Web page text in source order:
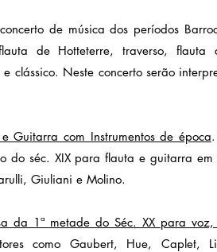
de música dos períodos
de Hotteterre, traverso, flauta
clássico. Neste concerto serão
Guitarra com Instrumentos de época
do séc. XIX para flauta e guitarra em
Giuliani e Molino.
da 1ª metade do Séc. XX para
como Gaubert, Hue, Caplet,